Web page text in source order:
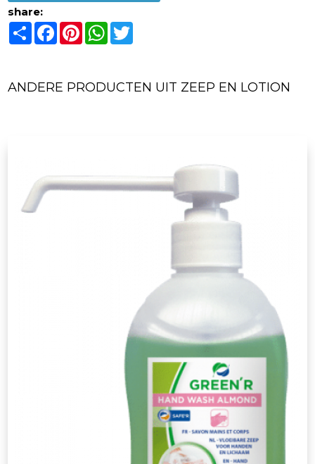
share:
ShareFacebook
PinterestWhatsApp
ANDERE PRODUCTEN UIT ZEEP EN LOTION